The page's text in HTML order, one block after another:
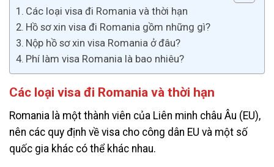
Các loại visa đi Romania và thời hạn
Hồ sơ xin visa đi Romania gồm những gì?
Nộp hồ sơ xin visa Romania ở đâu?
Phí làm visa Romania là bao nhiêu?
Các loại visa đi Romania và thời hạn
Romania là một thành viên của Liên minh châu Âu (EU),
nên các quy định về visa cho công dân EU và một số
quốc gia khác có thể khác nhau.